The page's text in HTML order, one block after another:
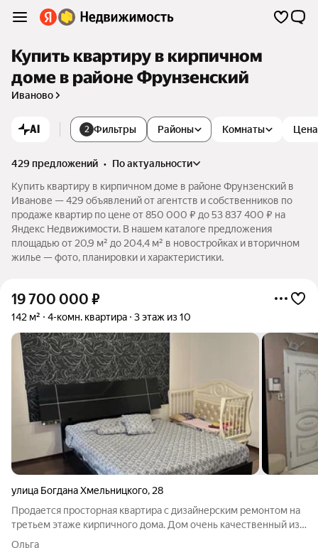
Купить квартиру в кирпичном
доме в районе Фрунзенский
Иваново
AI 2 Фильтры Комнаты Цена
Районы
429 предложений •
по актуальности
Купить квартиру в кирпичном доме в районе Фрунзенский в
Иванове — 429 объявлений от агентств и собственников по
продаже квартир по цене от 850 000 ₽ до 53 837 400 ₽ на
Яндекс Недвижимости. В нашем каталоге предложения
площадью от 20,9 м² до 204,4 м² в новостройках и вторичном
жилье — фото, планировки и характеристики.
19 700 000 ₽
142 м² 4-комн. квартира 3 этаж из 10
улица Богдана Хмельницкого, 28
Продается просторная квартира с дизайнерским ремонтом на
третьем этаже кирпичного дома. Дом очень качественный из
красного кирпича. Зимой тепло, летом не жарко. Таких
Ольга